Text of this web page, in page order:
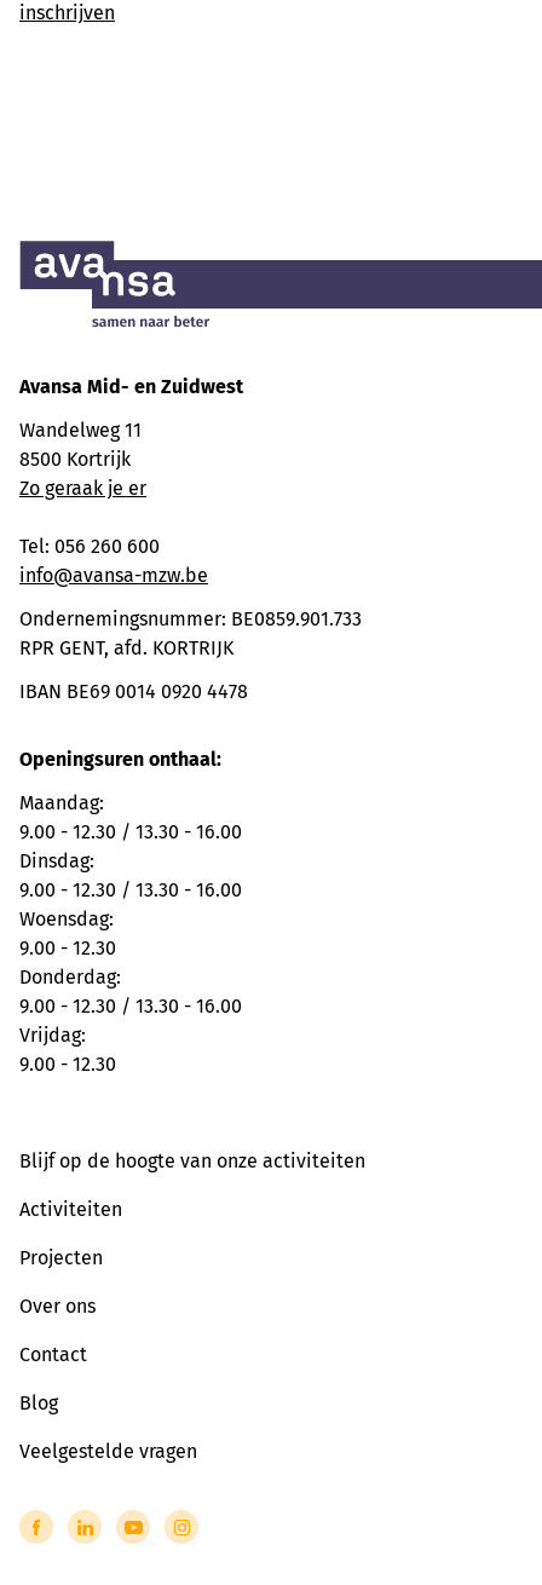
inschrijven
Avansa Mid- en Zuidwest
Wandelweg 11
8500 Kortrijk
Zo geraak je er
Tel: 056 260 600
info@avansa-mzw.be
Ondernemingsnummer: BE0859.901.733
RPR GENT, afd. KORTRIJK
IBAN BE69 0014 0920 4478
Openingsuren onthaal:
Maandag:
9.00 - 12.30 / 13.30 - 16.00
Dinsdag:
9.00 - 12.30 / 13.30 - 16.00
Woensdag:
9.00 - 12.30
Donderdag:
9.00 - 12.30 / 13.30 - 16.00
Vrijdag:
9.00 - 12.30
Blijf op de hoogte van onze activiteiten
Activiteiten
Projecten
Over ons
Contact
Blog
Veelgestelde vragen